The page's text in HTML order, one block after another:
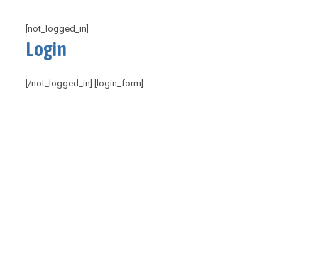
[not_logged_in]
Login
[/not_logged_in] [login_form]